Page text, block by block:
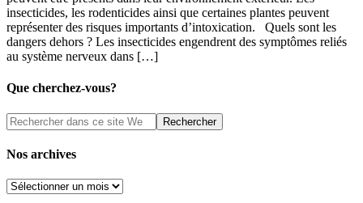
insecticides, les rodenticides ainsi que certaines plantes peuvent
représenter des risques importants d’intoxication. Quels sont les
dangers dehors ? Les insecticides engendrent des symptômes reliés
au système nerveux dans […]
Que cherchez-vous?
Nos archives
Nos